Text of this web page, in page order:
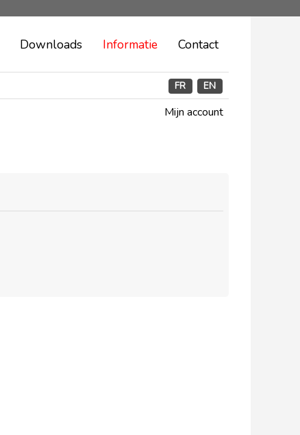
Downloads Informatie Contact
FR EN
Mijn account